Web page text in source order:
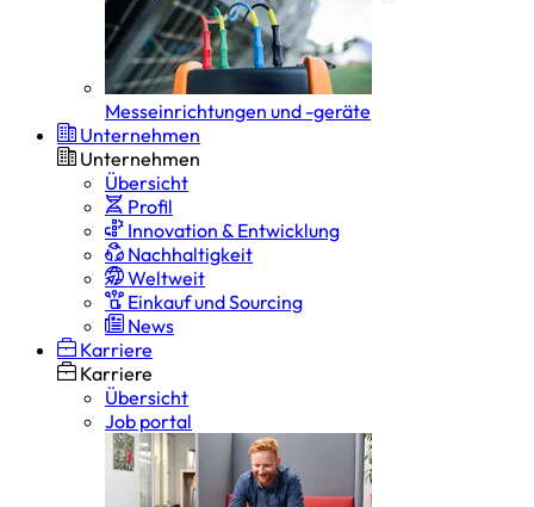
Messeinrichtungen und -geräte
Unternehmen
Unternehmen
Übersicht
Profil
Innovation & Entwicklung
Nachhaltigkeit
Weltweit
Einkauf und Sourcing
News
Karriere
Karriere
Übersicht
Job portal